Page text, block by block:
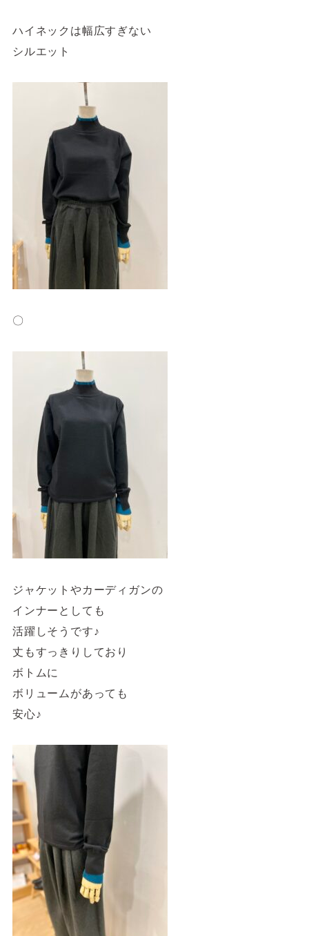
ハイネックは幅広すぎない
シルエット
〇
ジャケットやカーディガンの
インナーとしても
活躍しそうです♪
丈もすっきりしており
ボトムに
ボリュームがあっても
安心♪